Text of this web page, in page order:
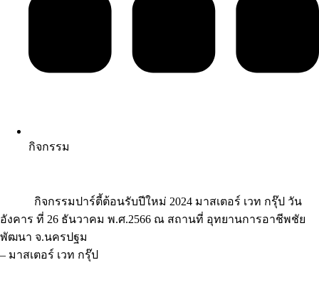
กิจกรรม
กิจกรรมปาร์ตี้ต้อนรับปีใหม่ 2024 มาสเตอร์ เวท กรุ๊ป วัน
อังคาร ที่ 26 ธันวาคม พ.ศ.2566 ณ สถานที่ อุทยานการอาชีพชัย
พัฒนา จ.นครปฐม
– มาสเตอร์ เวท กรุ๊ป